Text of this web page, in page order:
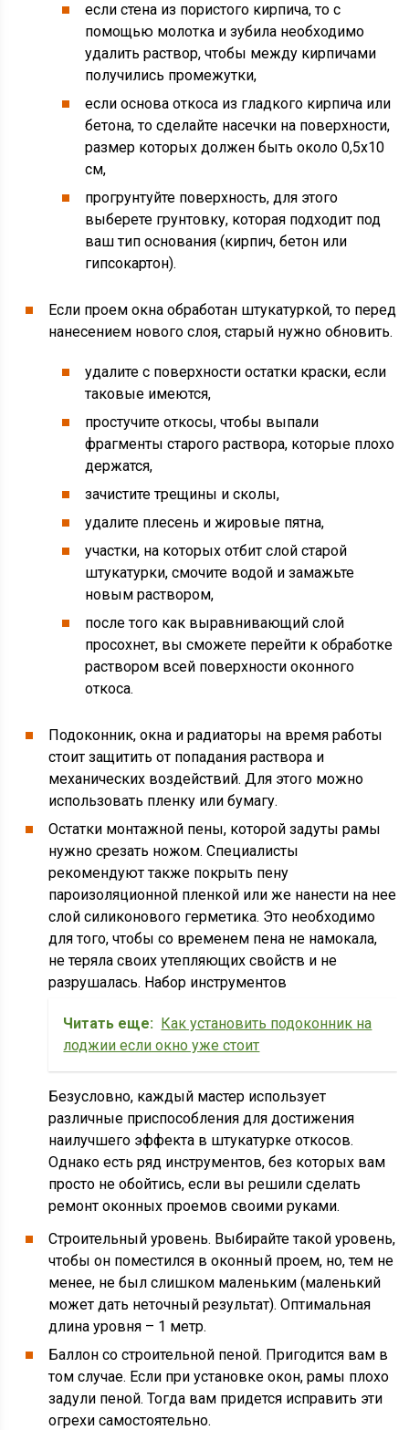
если стена из пористого кирпича, то с
помощью молотка и зубила необходимо
удалить раствор, чтобы между кирпичами
получились промежутки,
если основа откоса из гладкого кирпича или
бетона, то сделайте насечки на поверхности,
размер которых должен быть около 0,5х10
см,
прогрунтуйте поверхность, для этого
выберете грунтовку, которая подходит под
ваш тип основания (кирпич, бетон или
гипсокартон).
Если проем окна обработан штукатуркой, то перед
нанесением нового слоя, старый нужно обновить.
удалите с поверхности остатки краски, если
таковые имеются,
простучите откосы, чтобы выпали
фрагменты старого раствора, которые плохо
держатся,
зачистите трещины и сколы,
удалите плесень и жировые пятна,
участки, на которых отбит слой старой
штукатурки, смочите водой и замажьте
новым раствором,
после того как выравнивающий слой
просохнет, вы сможете перейти к обработке
раствором всей поверхности оконного
откоса.
Подоконник, окна и радиаторы на время работы
стоит защитить от попадания раствора и
механических воздействий. Для этого можно
использовать пленку или бумагу.
Остатки монтажной пены, которой задуты рамы
нужно срезать ножом. Специалисты
рекомендуют также покрыть пену
пароизоляционной пленкой или же нанести на нее
слой силиконового герметика. Это необходимо
для того, чтобы со временем пена не намокала,
не теряла своих утепляющих свойств и не
разрушалась. Набор инструментов
Читать еще: Как установить подоконник на
лоджии если окно уже стоит
Безусловно, каждый мастер использует
различные приспособления для достижения
наилучшего эффекта в штукатурке откосов.
Однако есть ряд инструментов, без которых вам
просто не обойтись, если вы решили сделать
ремонт оконных проемов своими руками.
Строительный уровень. Выбирайте такой уровень,
чтобы он поместился в оконный проем, но, тем не
менее, не был слишком маленьким (маленький
может дать неточный результат). Оптимальная
длина уровня – 1 метр.
Баллон со строительной пеной. Пригодится вам в
том случае. Если при установке окон, рамы плохо
задули пеной. Тогда вам придется исправить эти
огрехи самостоятельно.